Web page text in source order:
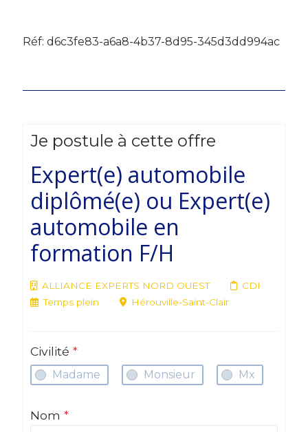
Réf: d6c3fe83-a6a8-4b37-8d95-345d3dd994ac
Je postule à cette offre
Expert(e) automobile
diplômé(e) ou Expert(e)
automobile en
formation F/H
ALLIANCE EXPERTS NORD OUEST
CDI
Temps plein
Hérouville-Saint-Clair
Civilité *
Madame Monsieur Mx
Nom *